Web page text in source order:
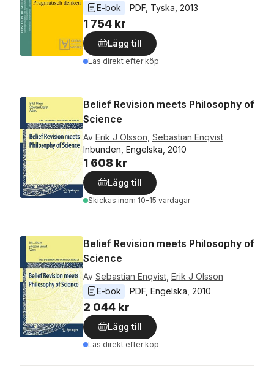
E-bok
PDF Tyska 2013
1 754 kr
Lägg till
Läs direkt efter köp
Belief Revision meets Philosophy of
Science
Av Erik J Olsson Sebastian Enqvist
Inbunden, Engelska, 2010
1 608 kr
Lägg till
Skickas inom 10-15 vardagar
Belief Revision meets Philosophy of
Science
Av Sebastian Enqvist Erik J Olsson
E-bok
PDF Engelska 2010
2 044 kr
Lägg till
Läs direkt efter köp